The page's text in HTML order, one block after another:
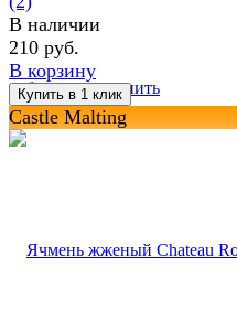
избранное сравнить
В наличии
210 руб.
В корзину
Castle Malting